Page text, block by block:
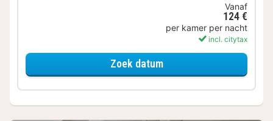
Vanaf
124 €
per kamer per nacht
incl. citytax
Zoek datumvoor Kamer 1